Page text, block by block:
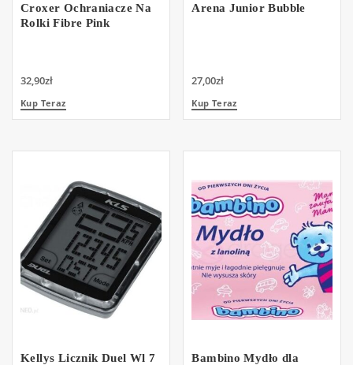
Croxer Ochraniacze Na
Rolki Fibre Pink
32,90zł
Kup Teraz
Arena Junior Bubble
27,00zł
Kup Teraz
Kellys Licznik Duel Wl 7
Bambino Mydło dla